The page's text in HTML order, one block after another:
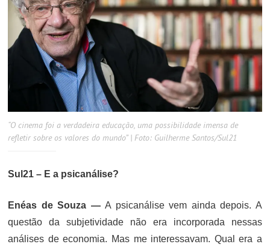
“O cinema foi a verdadeira educação, uma possibilidade imensa de
refletir sobre os valores do mundo” | Foto: Guilherme Santos/Sul21
Sul21 – E a psicanálise?
Enéas de Souza —A psicanálise vem ainda depois. A
questão da subjetividade não era incorporada nessas
análises de economia. Mas me interessavam. Qual era a